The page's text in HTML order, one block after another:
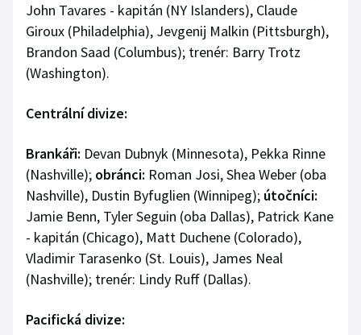
John Tavares - kapitán (NY Islanders), Claude
Giroux (Philadelphia), Jevgenij Malkin (Pittsburgh),
Brandon Saad (Columbus); trenér: Barry Trotz
(Washington).
Centrální divize:
Brankáři: Devan Dubnyk (Minnesota), Pekka Rinne
(Nashville); obránci: Roman Josi, Shea Weber (oba
Nashville), Dustin Byfuglien (Winnipeg); útočníci:
Jamie Benn, Tyler Seguin (oba Dallas), Patrick Kane
- kapitán (Chicago), Matt Duchene (Colorado),
Vladimir Tarasenko (St. Louis), James Neal
(Nashville); trenér: Lindy Ruff (Dallas).
Pacifická divize: